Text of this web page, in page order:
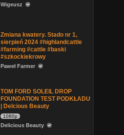
Wigeusz
Zmiana kwatery. Stado nr 1,
sierpień 2024 #highlandcattle
#farming #cattle #baski
#szkockiekrowy
Paweł Farmer
TOM FORD SOLEIL DROP
FOUNDATION TEST PODKŁADU
| Delcious Beauty
1080p
Delicious Beauty